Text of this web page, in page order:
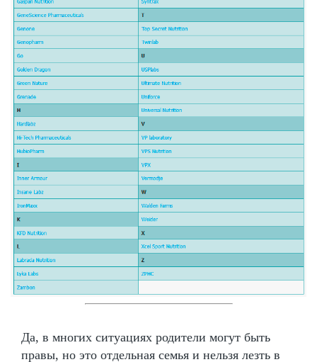
Да, в многих ситуациях родители могут быть
правы, но это отдельная семья и нельзя лезть в